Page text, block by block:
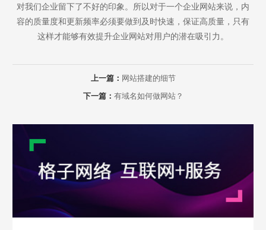
对我们企业留下了不好的印象。所以对于一个企业网站来说，内
容的质量度和更新频率必须要做到及时快速，保证高质量，只有
这样才能够有效提升企业网站对用户的潜在吸引力。
上一篇： 网站搭建的细节
下一篇： 有域名如何做网站？